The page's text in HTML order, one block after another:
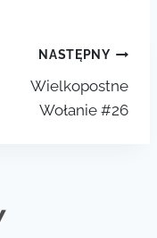
NASTĘPNY
Wielkopostne
Wołanie #26